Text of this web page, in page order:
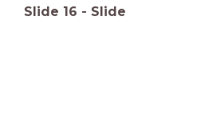
Slide 16 - Slide